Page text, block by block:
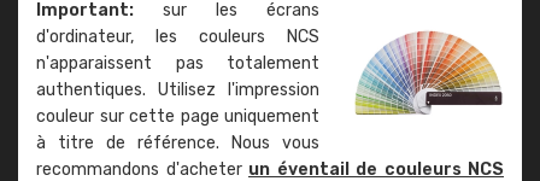
Important: sur les écrans
d'ordinateur, les couleurs NCS
n'apparaissent pas totalement
authentiques. Utilisez l'impression
couleur sur cette page uniquement
à titre de référence. Nous vous
recommandons d'acheter un éventail de couleurs NCS